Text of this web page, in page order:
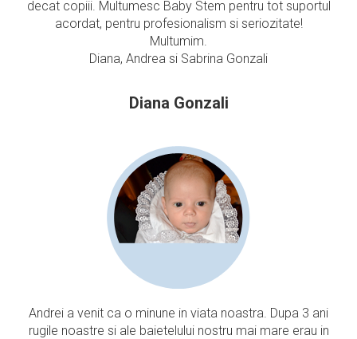
decat copiii. Multumesc Baby Stem pentru tot suportul
acordat, pentru profesionalism si seriozitate!
Multumim.
Diana, Andrea si Sabrina Gonzali
Diana Gonzali
Andrei a venit ca o minune in viata noastra. Dupa 3 ani
rugile noastre si ale baietelului nostru mai mare erau in